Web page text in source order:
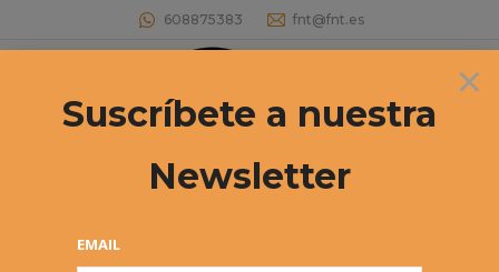
608875383 fnt@fnt.es
Buscar:
IV OPEN DE TENIS ADSJ-DKE
×
Suscríbete a nuestra
Newsletter
EMAIL